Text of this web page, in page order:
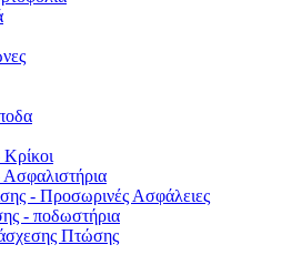
- Προσωρινές Ασφάλειες
- ποδωστήρια
Πτώσης